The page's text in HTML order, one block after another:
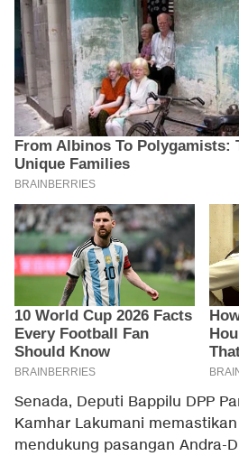
Senada, Deputi Bappilu DPP
Kamhar Lakumani
mendukung pasangan Andra-